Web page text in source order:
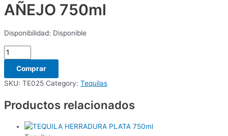
AÑEJO 750ml
Disponibilidad: Disponible
Comprar
SKU: TE025 Category: Tequilas
Productos relacionados